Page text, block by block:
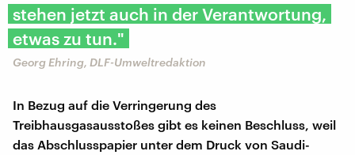
stehen jetzt auch in der Verantwortung,
etwas zu tun."
Georg Ehring, DLF-Umweltredaktion
In Bezug auf die Verringerung des
Treibhausgasausstoßes gibt es keinen Beschluss, weil
das Abschlusspapier unter dem Druck von Saudi-